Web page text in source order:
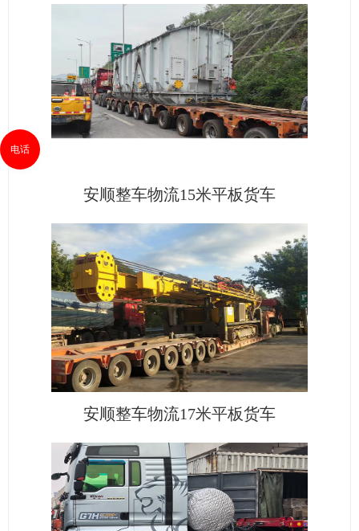
安顺整车物流15米平板货车
安顺整车物流17米平板货车
电话